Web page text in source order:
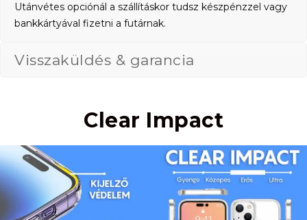
Utánvétes opciónál a szállításkor tudsz készpénzzel vagy
bankkártyával fizetni a futárnak.
Visszaküldés & garancia
Clear Impact